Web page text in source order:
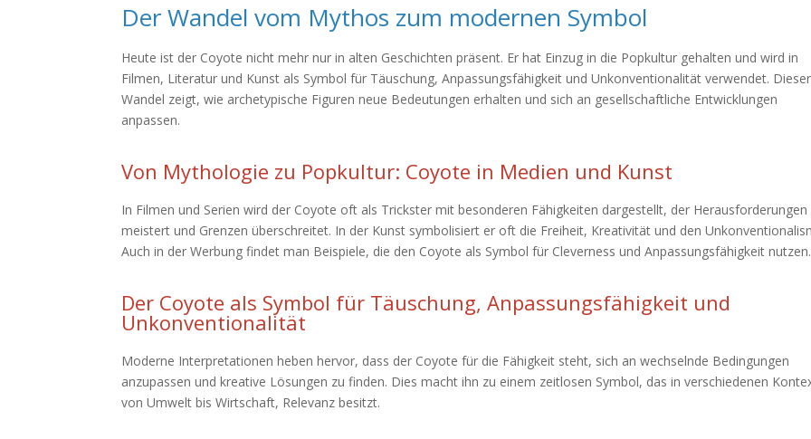
Der Wandel vom Mythos zum modernen Symbol
Heute ist der Coyote nicht mehr nur in alten Geschichten präsent. Er hat Einzug in die Popkultur gehalten und wird in
Filmen, Literatur und Kunst als Symbol für Täuschung, Anpassungsfähigkeit und Unkonventionalität verwendet. Dieser
Wandel zeigt, wie archetypische Figuren neue Bedeutungen erhalten und sich an gesellschaftliche Entwicklungen
anpassen.
Von Mythologie zu Popkultur: Coyote in Medien und Kunst
In Filmen und Serien wird der Coyote oft als Trickster mit besonderen Fähigkeiten dargestellt, der Herausforderungen
meistert und Grenzen überschreitet. In der Kunst symbolisiert er oft die Freiheit, Kreativität und den
Auch in der Werbung findet man Beispiele, die den Coyote als Symbol für Cleverness und Anpassungsfähigkeit nutzen.
Der Coyote als Symbol für Täuschung, Anpassungsfähigkeit und
Unkonventionalität
Moderne Interpretationen heben hervor, dass der Coyote für die Fähigkeit steht, sich an wechselnde Bedingungen
anzupassen und kreative Lösungen zu finden. Dies macht ihn zu einem zeitlosen Symbol, das in verschiedenen
von Umwelt bis Wirtschaft, Relevanz besitzt.